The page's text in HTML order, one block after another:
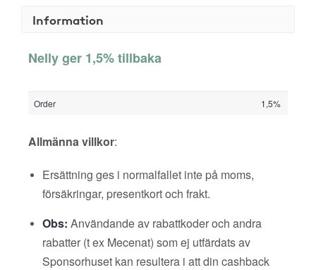
Information
Nelly ger 1,5% tillbaka
Order 1,5%
Allmänna villkor:
Ersättning ges i normalfallet inte på moms,
försäkringar, presentkort och frakt.
Obs: Användande av rabattkoder och andra
rabatter (t ex Mecenat) som ej utfärdats av
Sponsorhuset kan resultera i att din cashback